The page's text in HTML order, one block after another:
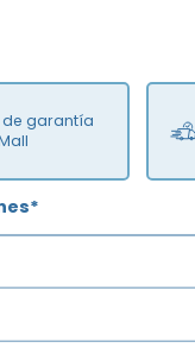
de garantía